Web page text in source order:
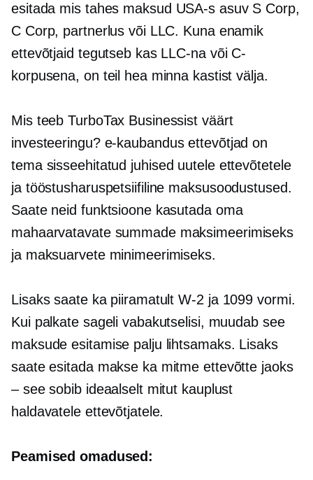
esitada mis tahes maksud USA-s asuvS Corp,
C Corp, partnerlus või LLC. Kuna enamik
ettevõtjaid tegutseb kas LLC-na või C-
korpusena, on teil hea minna kastist välja.
Mis teeb TurboTax Businessist väärt
investeeringu? e-kaubandusettevõtjad on
tema sisseehitatud juhised uutele ettevõtetele
ja tööstusharuspetsiifiline maksusoodustused.
Saate neid funktsioone kasutada oma
mahaarvatavate summade maksimeerimiseks
ja maksuarvete minimeerimiseks.
Lisaks saate ka piiramatultW-2 ja 1099 vormi.
Kui palkate sageli vabakutselisi, muudab see
maksude esitamise palju lihtsamaks. Lisaks
saate esitada makse ka mitme ettevõtte jaoks
– see sobib ideaalselt mitut kauplust
haldavatele ettevõtjatele.
Peamised omadused: